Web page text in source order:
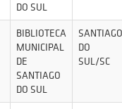
DO SUL
BIBLIOTECA
MUNICIPAL
DE
SANTIAGO
DO SUL
SANTIAGO
DO
SUL/SC